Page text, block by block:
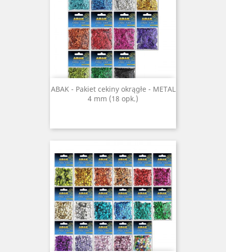
ABAK - Pakiet cekiny okrągłe - METAL
4 mm (18 opk.)